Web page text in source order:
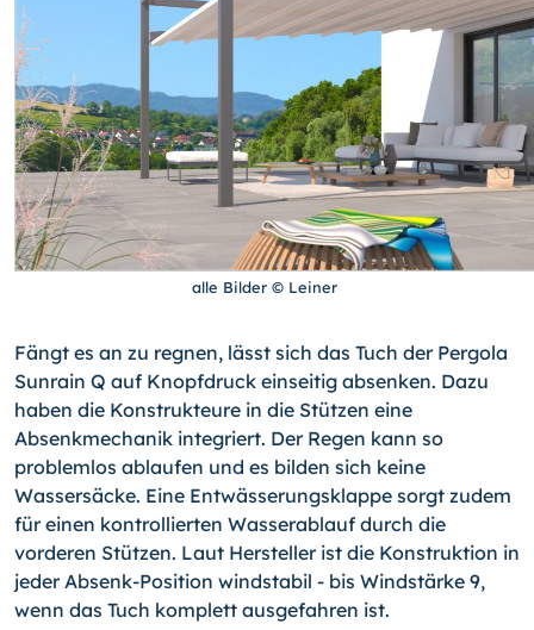
alle Bilder © Leiner
Fängt es an zu regnen, lässt sich das Tuch der Pergola
Sunrain Q auf Knopfdruck einseitig absenken. Dazu
haben die Konstrukteure in die Stützen eine
Absenkmechanik integriert. Der Regen kann so
problemlos ablaufen und es bilden sich keine
Wassersäcke. Eine Entwässerungsklappe sorgt zudem
für einen kontrollierten Wasserablauf durch die
vorderen Stützen. Laut Hersteller ist die Konstruktion in
jeder Absenk-Position windstabil - bis Windstärke 9,
wenn das Tuch komplett ausgefahren ist.